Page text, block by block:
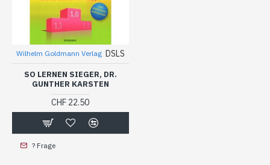
Wilhelm Goldmann Verlag DSLS
SO LERNEN SIEGER, DR.
GUNTHER KARSTEN
CHF 22.50
? Frage